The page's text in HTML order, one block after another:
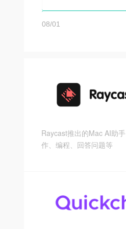
Raycast推出的Mac AI助
作、编程、回答问题等